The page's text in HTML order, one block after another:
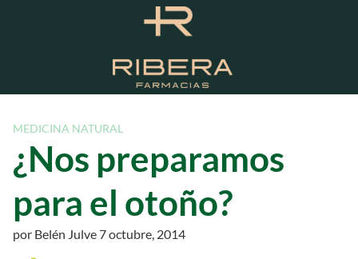
MEDICINA NATURAL
¿Nos preparamos
para el otoño?
por Belén Julve7 octubre, 2014